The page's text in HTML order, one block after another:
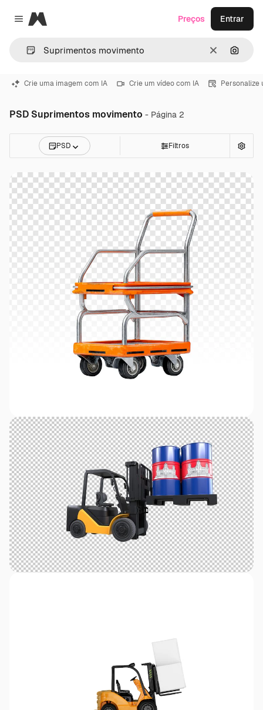
Close menu
Magnific
Limpar
Preços Entrar
Crie uma imagem com IA Crie um vídeo com IA Personalize
PSD Suprimentos movimento - Página 2
PSD Filtros